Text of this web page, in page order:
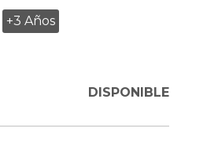
+3 Años
DISPONIBLE